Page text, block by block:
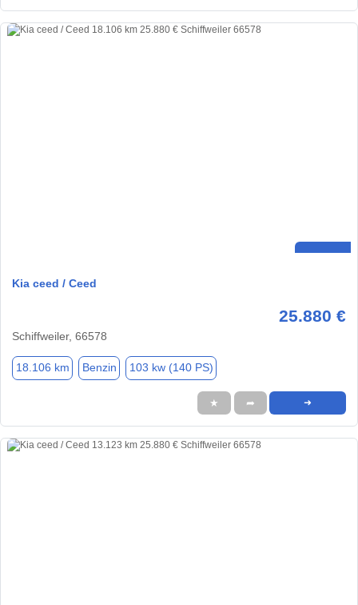
Kia ceed / Ceed
25.880 €
Schiffweiler, 66578
18.106 km Benzin 103 kw (140 PS)
★ ➦ ➜